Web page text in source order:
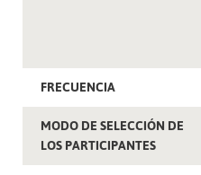
FRECUENCIA
MODO DE SELECCIÓN DE
LOS PARTICIPANTES